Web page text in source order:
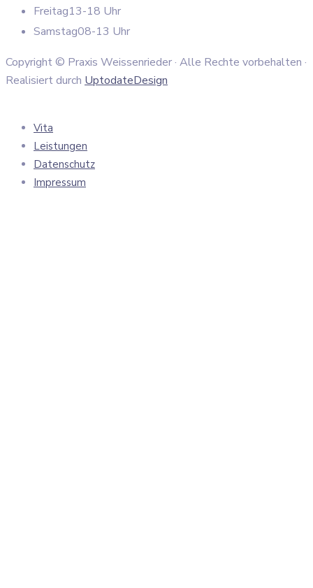
Freitag13-18 Uhr
Samstag08-13 Uhr
Copyright © Praxis Weissenrieder · Alle Rechte vorbehalten ·
Realisiert durch UptodateDesign
Vita
Leistungen
Datenschutz
Impressum